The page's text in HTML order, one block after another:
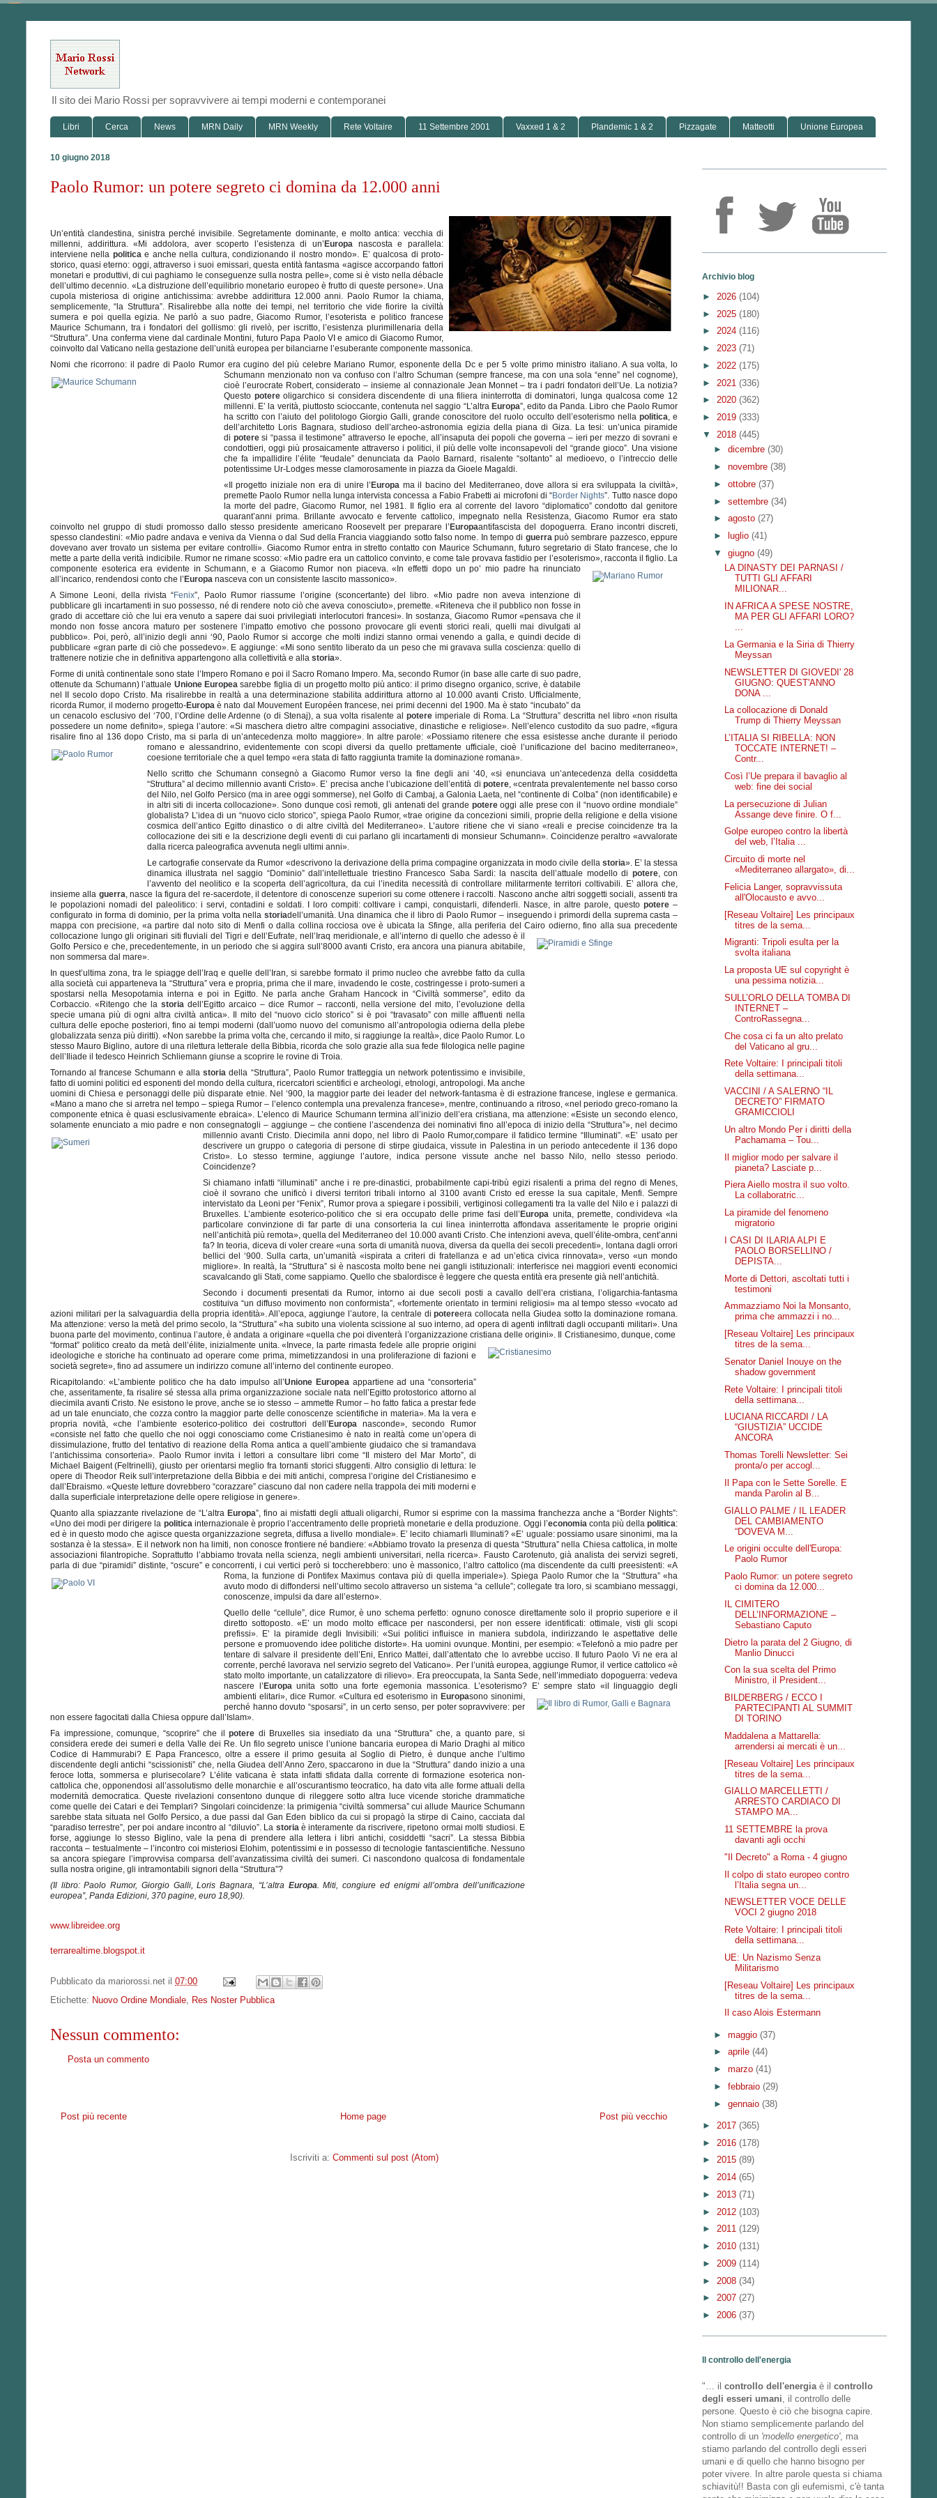
Il sito dei Mario Rossi per sopravvivere ai tempi moderni e contemporanei
Libri Cerca News MRN Daily MRN Weekly Rete Voltaire 11 Settembre 2001 Vaxxed 1 & 2 Plandemic 1 & 2 Pizzagate Matteotti Unione Europea
10 giugno 2018
Paolo Rumor: un potere segreto ci domina da 12.000 anni
Un’entità clandestina, sinistra perché invisibile. Segretamente dominante, e molto antica: vecchia di
millenni, addirittura. «Mi addolora, aver scoperto l’esistenza di un’Europa nascosta e parallela:
interviene nella politica e anche nella cultura, condizionando il nostro mondo». E’ qualcosa di proto-
storico, quasi eterno: oggi, attraverso i suoi emissari, questa entità fantasma «agisce accorpando fattori
monetari e produttivi, di cui paghiamo le conseguenze sulla nostra pelle», come si è visto nella débacle
dell’ultimo decennio. «La distruzione dell’equilibrio monetario europeo è frutto di queste persone». Una
cupola misteriosa di origine antichissima: avrebbe addirittura 12.000 anni. Paolo Rumor la chiama,
semplicemente, “la Struttura”. Risalirebbe alla notte dei tempi, nel territorio che vide fiorire la civiltà
sumera e poi quella egizia. Ne parlò a suo padre, Giacomo Rumor, l’esoterista e politico francese
Maurice Schumann, tra i fondatori del gollismo: gli rivelò, per iscritto, l’esistenza plurimillenaria della
“Struttura”. Una conferma viene dal cardinale Montini, futuro Papa Paolo VI e amico di Giacomo Rumor,
coinvolto dal Vaticano nella gestazione dell’unità europea per bilanciarne l’esuberante componente massonica.
Nomi che ricorrono: il padre di Paolo Rumor era cugino del più celebre Mariano Rumor, esponente della Dc e per 5 volte primo ministro italiano. A sua volta, lo
Schumann menzionato non va confuso con l’altro Schuman (sempre francese, ma con una sola “enne” nel cognome),
cioè l’eurocrate Robert, considerato – insieme al connazionale Jean Monnet – tra i padri fondatori dell’Ue. La notizia?
Questo potereoligarchico si considera discendente di una filiera ininterrotta di dominatori, lunga qualcosa come 12
millenni. E’ la verità, piuttosto scioccante, contenuta nel saggio “L’altra Europa”, edito da Panda. Libro che Paolo Rumor
ha scritto con l’aiuto del politologo Giorgio Galli, grande conoscitore del ruolo occulto dell’esoterismo nella politica , e
dell’architetto Loris Bagnara, studioso dell’archeo-astronomia egizia della piana di Giza. La tesi: un’unica piramide
di poteresi “passa il testimone” attraverso le epoche, all’insaputa dei popoli che governa – ieri per mezzo di sovrani e
condottieri, oggi più prosaicamente attraverso i politici, il più delle volte inconsapevoli del “grande gioco”. Una visione
che fa impallidire l’élite “feudale” denunciata da Paolo Barnard, risalente “soltanto” al medioevo, o l’intreccio delle
potentissime Ur-Lodges messe clamorosamente in piazza da Gioele Magaldi.
«Il progetto iniziale non era di unire l’Europa ma il bacino del Mediterraneo, dove allora si era sviluppata la civiltà»,
premette Paolo Rumor nella lunga intervista concessa a Fabio Frabetti ai microfoni di “Border Nights”. Tutto nasce dopo
la morte del padre, Giacomo Rumor, nel 1981. Il figlio era al corrente del lavoro “diplomatico” condotto dal genitore
quarant’anni prima. Brillante avvocato e fervente cattolico, impegnato nella Resistenza, Giacomo Rumor era stato
coinvolto nel gruppo di studi promosso dallo stesso presidente americano Roosevelt per preparare l’Europaantifascista del dopoguerra. Erano incontri discreti,
spesso clandestini: «Mio padre andava e veniva da Vienna o dal Sud della Francia viaggiando sotto falso nome. In tempo di guerra può sembrare pazzesco, eppure
dovevano aver trovato un sistema per evitare controlli». Giacomo Rumor entra in stretto contatto con Maurice Schumann, futuro segretario di Stato francese, che lo
mette a parte della verità indicibile. Rumor ne rimane scosso: «Mio padre era un cattolico convinto, e come tale provava fastidio per l’esoterismo», racconta il figlio. La
componente esoterica era evidente in Schumann, e a Giacomo Rumor non piaceva. «In effetti dopo un po’ mio padre ha rinunciato
all’incarico, rendendosi conto che l’Europa nasceva con un consistente lascito massonico».
A Simone Leoni, della rivista “Fenix”, Paolo Rumor riassume l’origine (sconcertante) del libro. «Mio padre non aveva intenzione di
pubblicare gli incartamenti in suo possesso, né di rendere noto ciò che aveva conosciuto», premette. «Riteneva che il pubblico non fosse in
grado di accettare ciò che lui era venuto a sapere dai suoi privilegiati interlocutori francesi». In sostanza, Giacomo Rumor «pensava che il
mondo non fosse ancora maturo per sostenere l’impatto emotivo che possono provocare gli eventi storici reali, quelli mai divulgati al
pubblico». Poi, però, all’inizio degli anni ‘90, Paolo Rumor si accorge che molti indizi stanno ormai venendo a galla, e quindi decide di
pubblicare «gran parte di ciò che possedevo». E aggiunge: «Mi sono sentito liberato da un peso che mi gravava sulla coscienza: quello di
trattenere notizie che in definitiva appartengono alla collettività e alla storia».
Forme di unità continentale sono state l’Impero Romano e poi il Sacro Romano Impero. Ma, secondo Rumor (in base alle carte di suo padre,
ottenute da Schumann) l’attuale Unione Europea sarebbe figlia di un progetto molto più antico: il primo disegno organico, scrive, è databile
nel II secolo dopo Cristo. Ma risalirebbe in realtà a una determinazione stabilita addirittura attorno al 10.000 avanti Cristo. Ufficialmente,
ricorda Rumor, il moderno progetto-Europa è nato dal Mouvement Européen francese, nei primi decenni del 1900. Ma è stato “incubato” da
un cenacolo esclusivo del ‘700, l’Ordine delle Ardenne (o di Stenaj), a sua volta risalente al potereimperiale di Roma. La “Struttura” descritta nel libro «non risulta
possedere un nome definito», spiega l’autore: «Si maschera dietro altre compagini associative, dinastiche e religiose». Nell’elenco custodito da suo padre, «figura
risalire fino al 136 dopo Cristo, ma si parla di un’antecedenza molto maggiore». In altre parole: «Possiamo ritenere che essa esistesse anche durante il periodo
romano e alessandrino, evidentemente con scopi diversi da quello prettamente ufficiale, cioè l’unificazione del bacino mediterraneo»,
coesione territoriale che a quel tempo «era stata di fatto raggiunta tramite la dominazione romana».
Nello scritto che Schumann consegnò a Giacomo Rumor verso la fine degli ani ‘40, «si enunciava un’antecedenza della cosiddetta
“Struttura” al decimo millennio avanti Cristo». E’ precisa anche l’ubicazione dell’entità di potere, «centrata prevalentemente nel basso corso
del Nilo, nel Golfo Persico (ma in aree oggi sommerse), nel Golfo di Cambaj, a Galonia Laeta, nel “continente di Colba” (non identificabile) e
in altri siti di incerta collocazione». Sono dunque così remoti, gli antenati del grande potereoggi alle prese con il “nuovo ordine mondiale”
globalista? L’idea di un “nuovo ciclo storico”, spiega Paolo Rumor, «trae origine da concezioni simili, proprie della religione e della visione
cosmica dell’antico Egitto dinastico o di altre civiltà del Mediterraneo». L’autore ritiene che vi siano «reali e precise coincidenze tra la
collocazione dei siti e la descrizione degli eventi di cui parlano gli incartamenti di monsieur Schumann». Coincidenze peraltro «avvalorate
dalla ricerca paleografica avvenuta negli ultimi anni».
Le cartografie conservate da Rumor «descrivono la derivazione della prima compagine organizzata in modo civile della storia». E’ la stessa
dinamica illustrata nel saggio “Dominio” dall’intellettuale triestino Francesco Saba Sardi: la nascita dell’attuale modello di potere, con
l’avvento del neolitico e la scoperta dell’agricoltura, da cui l’inedita necessità di controllare militarmente territori coltivabili. E’ allora che,
insieme alla guerra , nasce la figura del re-sacerdote, il detentore di conoscenze superiori su come ottenere i raccolti. Nascono anche altri soggetti sociali, assenti tra
le popolazioni nomadi del paleolitico: i servi, contadini e soldati. I loro compiti: coltivare i campi, conquistarli, difenderli. Nasce, in altre parole, questopotere –
configurato in forma di dominio, per la prima volta nella storiadell’umanità. Una dinamica che il libro di Paolo Rumor – inseguendo i primordi della suprema casta –
mappa con precisione, «a partire dal noto sito di Menfi o dalla collina rocciosa ove è ubicata la Sfinge, alla periferia del Cairo odierno, fino alla sua precedente
collocazione lungo gli originari siti fluviali del Tigri e dell’Eufrate, nell’Iraq meridionale, e all’interno di quello che adesso è il
Golfo Persico e che, precedentemente, in un periodo che si aggira sull’8000 avanti Cristo, era ancora una pianura abitabile,
non sommersa dal mare».
In quest’ultima zona, tra le spiagge dell’Iraq e quelle dell’Iran, si sarebbe formato il primo nucleo che avrebbe fatto da culla
alla società cui apparteneva la “Struttura” vera e propria, prima che il mare, invadendo le coste, costringesse i proto-sumeri a
spostarsi nella Mesopotamia interna e poi in Egitto. Ne parla anche Graham Hancock in “Civiltà sommerse”, edito da
Corbaccio. «Ritengo che la storia dell’Egitto arcaico – dice Rumor – racconti, nella versione del mito, l’evoluzione della
specie umana più di ogni altra civiltà antica». Il mito del “nuovo ciclo storico” si è poi “travasato” con mille affluenti nella
cultura delle epoche posteriori, fino ai tempi moderni (dall’uomo nuovo del comunismo all’antropologia odierna della plebe
globalizzata senza più diritti). «Non sarebbe la prima volta che, cercando il mito, si raggiunge la realtà», dice Paolo Rumor. Lo
stesso Mauro Biglino, autore di una rilettura letterale della Bibbia, ricorda che solo grazie alla sua fede filologica nelle pagine
dell’Iliade il tedesco Heinrich Schliemann giunse a scoprire le rovine di Troia.
Tornando al francese Schumann e allastoria della “Struttura”, Paolo Rumor tratteggia un network potentissimo e invisibile,
fatto di uomini politici ed esponenti del mondo della cultura, ricercatori scientifici e archeologi, etnologi, antropologi. Ma anche
uomini di Chiesa e personaggi delle più disparate etnie. Nel ‘900, la maggior parte dei leader del network-fantasma è di estrazione francese, inglese e germanica.
«Mano a mano che si arretra nel tempo – spiega Rumor – l’elenco contempla una prevalenza francese», mentre, continuando a ritroso, «nel periodo greco-romano la
componente etnica è quasi esclusivamente ebraica». L’elenco di Maurice Schumann termina all’inizio dell’era cristiana, ma attenzione: «Esiste un secondo elenco,
solamente enunciato a mio padre e non consegnatogli – aggiunge – che contiene l’ascendenza dei nominativi fino all’epoca di inizio della “Struttura”», nel decimo
millennio avanti Cristo. Diecimila anni dopo, nel libro di Paolo Rumor,compare il fatidico termine “Illuminati”. «E’ usato per
descrivere un gruppo o categoria di persone di stirpe giudaica, vissute in Palestina in un periodo antecedente il 136 dopo
Cristo». Lo stesso termine, aggiunge l’autore, indica persone vissute anche nel basso Nilo, nello stesso periodo.
Coincidenze?
Si chiamano infatti “illuminati” anche i re pre-dinastici, probabilmente capi-tribù egizi risalenti a prima del regno di Menes,
cioè il sovrano che unificò i diversi territori tribali intorno al 3100 avanti Cristo ed eresse la sua capitale, Menfi. Sempre
intervistato da Leoni per “Fenix”, Rumor prova a spiegare i possibili, vertiginosi collegamenti tra la valle del Nilo e i palazzi di
Bruxelles. L’ambiente esoterico-politico che si era occupato delle prime fasi dell’Europa unita, premette, condivideva «la
particolare convinzione di far parte di una consorteria la cui linea ininterrotta affondava asseritamente le proprie origini
nell’antichità più remota», quella del Mediterraneo del 10.000 avanti Cristo. Che intenzioni aveva, quell’élite-ombra, cent’anni
fa? In teoria, diceva di voler creare «una sorta di umanità nuova, diversa da quella dei secoli precedenti», lontana dagli orrori
bellici del ‘900. Sulla carta, un’umanità «ispirata a criteri di fratellanza e ad un’etica civica rinnovata», verso «un mondo
migliore». In realtà, la “Struttura” si è nascosta molto bene nei gangli istituzionali: interferisce nei maggiori eventi economici
scavalcando gli Stati, come sappiamo. Quello che sbalordisce è leggere che questa entità era presente già nell’antichità.
Secondo i documenti presentati da Rumor, intorno ai due secoli posti a cavallo dell’era cristiana, l’oligarchia-fantasma
costituiva “un diffuso movimento non conformista”, «fortemente orientato in termini religiosi» ma al tempo stesso «vocato ad
azioni militari per la salvaguardia della propria identità». All’epoca, aggiunge l’autore, la centrale dipotereera collocata nella Giudea sotto la dominazione romana.
Ma attenzione: verso la metà del primo secolo, la “Struttura” «ha subito una violenta scissione al suo interno, ad opera di agenti infiltrati dagli occupanti militari». Una
buona parte del movimento, continua l’autore, è andata a originare «quella che poi diventerà l’organizzazione cristiana delle origini». Il Cristianesimo, dunque, come
“format” politico creato da metà dell’élite, inizialmente unita. «Invece, la parte rimasta fedele alle proprie origini
ideologiche e storiche ha continuato ad operare come prima, mimetizzandosi in una proliferazione di fazioni e
società segrete», fino ad assumere un indirizzo comune all’interno del continente europeo.
Ricapitolando: «L’ambiente politico che ha dato impulso all’Unione Europea appartiene ad una “consorteria”
che, asseritamente, fa risalire sé stessa alla prima organizzazione sociale nata nell’Egitto protostorico attorno al
diecimila avanti Cristo. Ne esistono le prove, anche se io stesso – ammette Rumor – ho fatto fatica a prestar fede
ad un tale enunciato, che cozza contro la maggior parte delle conoscenze scientifiche in materia». Ma la vera e
propria novità, «che l’ambiente esoterico-politico dei costruttori dell’Europa nasconde», secondo Rumor
«consiste nel fatto che quello che noi oggi conosciamo come Cristianesimo è nato in realtà come un’opera di
dissimulazione, frutto del tentativo di reazione della Roma antica a quell’ambiente giudaico che si tramandava
l’antichissima consorteria». Paolo Rumor invita i lettori a consultare libri come “Il mistero del Mar Morto”, di
Michael Baigent (Feltrinelli), giusto per orientarsi meglio fra tornanti storici sfuggenti. Altro consiglio di lettura: le
opere di Theodor Reik sull’interpretazione della Bibbia e dei miti antichi, compresa l’origine del Cristianesimo e
dall’Ebraismo. «Queste letture dovrebbero “corazzare” ciascuno dal non cadere nella trappola dei miti moderni e
dalla superficiale interpretazione delle opere religiose in genere».
Quanto alla spiazzante rivelazione de “L’altra Europa”, fino ai misfatti degli attuali oligarchi, Rumor si esprime con la massima franchezza anche a “Border Nights”:
«Uno dei modi per dirigere la politica internazionale è proprio l’accentramento delle proprietà monetarie e della produzione. Oggi l’economia conta più dellapolitica:
ed è in questo modo che agisce questa organizzazione segreta, diffusa a livello mondiale». E’ lecito chiamarli Illuminati? «E’ uguale: possiamo usare sinonimi, ma la
sostanza è la stessa». E il network non ha limiti, non conosce frontiere né bandiere: «Abbiamo trovato la presenza di questa “Struttura” nella Chiesa cattolica, in molte
associazioni filantropiche. Soprattutto l’abbiamo trovata nella scienza, negli ambienti universitari, nella ricerca». Fausto Carotenuto, già analista dei servizi segreti,
parla di due “piramidi” distinte, “oscure” e concorrenti, i cui vertici però si toccherebbero: uno è massonico, l’altro cattolico (ma discendente da culti preesistenti: «A
Roma, la funzione di Pontifex Maximus contava più di quella imperiale»). Spiega Paolo Rumor che la “Struttura” «ha
avuto modo di diffondersi nell’ultimo secolo attraverso un sistema “a cellule”; collegate tra loro, si scambiano messaggi,
conoscenze, impulsi da dare all’esterno».
Quello delle “cellule”, dice Rumor, è uno schema perfetto: ognuno conosce direttamente solo il proprio superiore e il
diretto sottoposto. «E’ un modo molto efficace per nascondersi, per non essere identificati: ottimale, visti gli scopi
prefissi». E’ la piramide degli Invisibili: «Sui politici influisce in maniera subdola, indirizzando le aspettative delle
persone e promuovendo idee politiche distorte». Ha uomini ovunque. Montini, per esempio: «Telefonò a mio padre per
tentare di salvare il presidente dell’Eni, Enrico Mattei, dall’attentato che lo avrebbe ucciso. Il futuro Paolo Vi ne era al
corrente, perché lavorava nel servizio segreto del Vaticano». Per l’unità europea, aggiunge Rumor, il vertice cattolico «è
stato molto importante, un catalizzatore di rilievo». Era preoccupata, la Santa Sede, nell’immediato dopoguerra: vedeva
nascere l’Europa unita sotto una forte egemonia massonica. L’esoterismo? E’ sempre stato «il linguaggio degli
ambienti elitari», dice Rumor. «Cultura ed esoterismo inEuropasono sinonimi,
perché hanno dovuto “sposarsi”, in un certo senso, per poter sopravvivere: per
non essere fagocitati dalla Chiesa oppure dall’Islam».
Fa impressione, comunque, “scoprire” che ilpotere di Bruxelles sia insediato da una “Struttura” che, a quanto pare, si
considera erede dei sumeri e della Valle dei Re. Un filo segreto unisce l’unione bancaria europea di Mario Draghi al mitico
Codice di Hammurabi? E Papa Francesco, oltre a essere il primo gesuita al Soglio di Pietro, è dunque anche l’ultimo
discendente degli antichi “scissionisti” che, nella Giudea dell’Anno Zero, spaccarono in due la “Struttura” dando inizio a una
feroce lotta, sommersa e plurisecolare? L’élite vaticana è stata infatti sfidata dalla corrente di formazione esoterica non-
cattolica che, opponendosi all’assolutismo delle monarchie e all’oscurantismo teocratico, ha dato vita alle forme attuali della
modernità democratica. Queste rivelazioni consentono dunque di rileggere sotto altra luce vicende storiche drammatiche
come quelle dei Catari e dei Templari? Singolari coincidenze: la primigenia “civiltà sommersa” cui allude Maurice Schumann
sarebbe stata situata nel Golfo Persico, a due passi dal Gan Eden biblico da cui si propagò la stirpe di Caino, cacciata dal
“paradiso terrestre”, per poi andare incontro al “diluvio”. La storia è interamente da riscrivere, ripetono ormai molti studiosi. E
forse, aggiunge lo stesso Biglino, vale la pena di prendere alla lettera i libri antichi, cosiddetti “sacri”. La stessa Bibbia
racconta – testualmente – l’incontro coi misteriosi Elohim, potentissimi e in possesso di tecnologie fantascientifiche. Nessuno
sa ancora spiegare l’improvvisa comparsa dell’avanzatissima civiltà dei sumeri. Ci nascondono qualcosa di fondamentale
sulla nostra origine, gli intramontabili signori della “Struttura”?
(Il libro: Paolo Rumor, Giorgio Galli, Loris Bagnara, “L’altra Europa . Miti, congiure ed enigmi all’ombra dell’unificazione
europea”, Panda Edizioni, 370 pagine, euro 18,90).
www.libreidee.org
terrarealtime.blogspot.it
Pubblicato da mariorossi.net il 07:00
Etichette: Nuovo Ordine Mondiale Res Noster Pubblica
Nessun commento:
Posta un commento
Post più recente Post più vecchio
Home page
Iscriviti a: Commenti sul post (Atom)
Archivio blog
► 2026 (104)
► 2025 (180)
► 2024 (116)
► 2023 (71)
► 2022 (175)
► 2021 (336)
► 2020 (362)
► 2019 (333)
▼ 2018 (445)
► dicembre (30)
► novembre (38)
► ottobre (37)
► settembre (34)
► agosto (27)
►
luglio (41)
▼ giugno (49)
LA DINASTY DEI PARNASI /
TUTTI GLI AFFARI
MILIONAR...
IN AFRICA A SPESE NOSTRE,
MA PER GLI AFFARI LORO?
...
La Germania e la Siria di Thierry
Meyssan
NEWSLETTER DI GIOVEDI' 28
GIUGNO: QUEST'ANNO
DONA ...
La collocazione di Donald
Trump di Thierry Meyssan
L’ITALIA SI RIBELLA: NON
TOCCATE INTERNET! –
Contr...
Così l’Ue prepara il bavaglio al
web: fine dei social
La persecuzione di Julian
Assange deve finire. O f...
Golpe europeo contro la libertà
del web, l’Italia ...
Circuito di morte nel
«Mediterraneo allargato», di...
Felicia Langer, sopravvissuta
all'Olocausto e avvo...
[Reseau Voltaire] Les principaux
titres de la sema...
Migranti: Tripoli esulta per la
svolta italiana
La proposta UE sul copyright è
una pessima notizia...
SULL’ORLO DELLA TOMBA DI
INTERNET –
ControRassegna...
Che cosa ci fa un alto prelato
del Vaticano al gru...
Rete Voltaire: I principali titoli
della settimana...
VACCINI / A SALERNO “IL
DECRETO” FIRMATO
GRAMICCIOLI
Un altro Mondo Per i diritti della
Pachamama – Tou...
Il miglior modo per salvare il
pianeta? Lasciate p...
Piera Aiello mostra il suo volto.
La collaboratric...
La piramide del fenomeno
migratorio
I CASI DI ILARIA ALPI E
PAOLO BORSELLINO /
DEPISTA...
Morte di Dettori, ascoltati tutti i
testimoni
Ammazziamo Noi la Monsanto,
prima che ammazzi i no...
[Reseau Voltaire] Les principaux
titres de la sema...
Senator Daniel Inouye on the
shadow government
Rete Voltaire: I principali titoli
della settimana...
LUCIANA RICCARDI / LA
“GIUSTIZIA” UCCIDE
ANCORA
Thomas Torelli Newsletter: Sei
pronta/o per accogl...
Il Papa con le Sette Sorelle. E
manda Parolin al B...
GIALLO PALME / IL LEADER
DEL CAMBIAMENTO
“DOVEVA M...
Le origini occulte dell'Europa:
Paolo Rumor
Paolo Rumor: un potere segreto
ci domina da 12.000...
IL CIMITERO
DELL’INFORMAZIONE –
Sebastiano Caputo
Dietro la parata del 2 Giugno, di
Manlio Dinucci
Con la sua scelta del Primo
Ministro, il President...
BILDERBERG / ECCO I
PARTECIPANTI AL SUMMIT
DI TORINO
Maddalena a Mattarella:
arrendersi ai mercati è un...
[Reseau Voltaire] Les principaux
titres de la sema...
GIALLO MARCELLETTI /
ARRESTO CARDIACO DI
STAMPO MA...
11 SETTEMBRE la prova
davanti agli occhi
"Il Decreto" a Roma - 4 giugno
Il colpo di stato europeo contro
l’Italia segna un...
NEWSLETTER VOCE DELLE
VOCI 2 giugno 2018
Rete Voltaire: I principali titoli
della settimana...
UE: Un Nazismo Senza
Militarismo
[Reseau Voltaire] Les principaux
titres de la sema...
Il caso Alois Estermann
► maggio (37)
► aprile (44)
► marzo (41)
► febbraio (29)
► gennaio (38)
► 2017 (365)
► 2016 (178)
► 2015 (89)
► 2014 (65)
► 2013 (71)
► 2012 (103)
► 2011 (129)
► 2010 (131)
► 2009 (114)
► 2008 (34)
► 2007 (27)
► 2006 (37)
Il controllo dell'energia
"… il controllo dell'energia è il controllo
degli esseri umani , il controllo delle
persone. Questo è ciò che bisogna capire.
Non stiamo semplicemente parlando del
controllo di un 'modello energetico', ma
stiamo parlando del controllo degli esseri
umani e di quello che hanno bisogno per
poter vivere. In altre parole questa si chiama
schiavitù!! Basta con gli eufemismi, c'è tanta